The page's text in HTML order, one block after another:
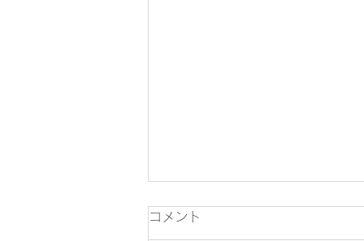
7月の税務
コメント